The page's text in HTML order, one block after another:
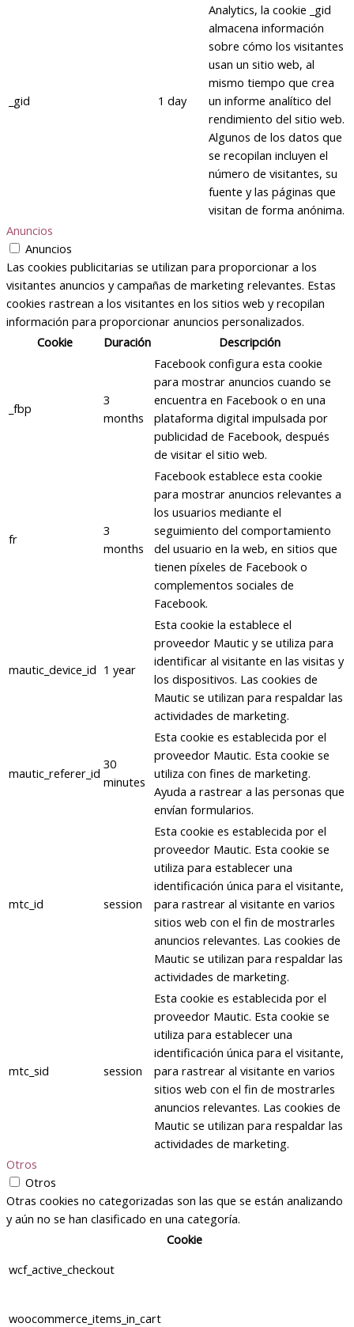
_gid 1 day
Analytics, la cookie _gid
almacena información
sobre cómo los visitantes
usan un sitio web, al
mismo tiempo que crea
un informe analítico del
rendimiento del sitio web.
Algunos de los datos que
se recopilan incluyen el
número de visitantes, su
fuente y las páginas que
visitan de forma anónima.
Anuncios
Anuncios
Las cookies publicitarias se utilizan para proporcionar a los
visitantes anuncios y campañas de marketing relevantes. Estas
cookies rastrean a los visitantes en los sitios web y recopilan
información para proporcionar anuncios personalizados.
Cookie
Duración Descripción
_fbp
3
months
Facebook configura esta cookie
para mostrar anuncios cuando se
encuentra en Facebook o en una
plataforma digital impulsada por
publicidad de Facebook, después
de visitar el sitio web.
fr
3
months
Facebook establece esta cookie
para mostrar anuncios relevantes a
los usuarios mediante el
seguimiento del comportamiento
del usuario en la web, en sitios que
tienen píxeles de Facebook o
complementos sociales de
Facebook.
mautic_device_id 1 year
Esta cookie la establece el
proveedor Mautic y se utiliza para
identificar al visitante en las visitas y
los dispositivos. Las cookies de
Mautic se utilizan para respaldar las
actividades de marketing.
mautic_referer_id
30
minutes
Esta cookie es establecida por el
proveedor Mautic. Esta cookie se
utiliza con fines de marketing.
Ayuda a rastrear a las personas que
envían formularios.
mtc_id session
Esta cookie es establecida por el
proveedor Mautic. Esta cookie se
utiliza para establecer una
identificación única para el visitante,
para rastrear al visitante en varios
sitios web con el fin de mostrarles
anuncios relevantes. Las cookies de
Mautic se utilizan para respaldar las
actividades de marketing.
mtc_sid session
Esta cookie es establecida por el
proveedor Mautic. Esta cookie se
utiliza para establecer una
identificación única para el visitante,
para rastrear al visitante en varios
sitios web con el fin de mostrarles
anuncios relevantes. Las cookies de
Mautic se utilizan para respaldar las
actividades de marketing.
Otros
Otros
Otras cookies no categorizadas son las que se están analizando
y aún no se han clasificado en una categoría.
Cookie
wcf_active_checkout
woocommerce_items_in_cart